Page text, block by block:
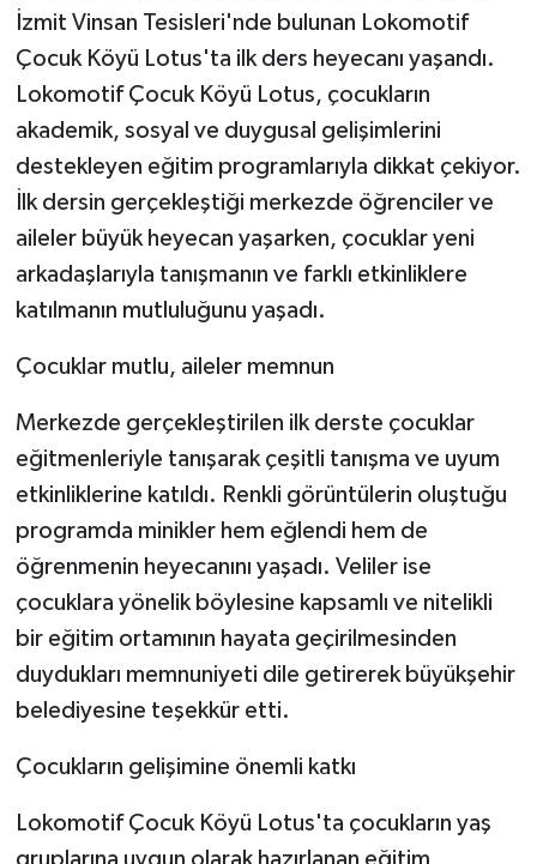
İzmit Vinsan Tesisleri'nde bulunan Lokomotif
Çocuk Köyü Lotus'ta ilk ders heyecanı yaşandı.
Lokomotif Çocuk Köyü Lotus, çocukların
akademik, sosyal ve duygusal gelişimlerini
destekleyen eğitim programlarıyla dikkat çekiyor.
İlk dersin gerçekleştiği merkezde öğrenciler ve
aileler büyük heyecan yaşarken, çocuklar yeni
arkadaşlarıyla tanışmanın ve farklı etkinliklere
katılmanın mutluluğunu yaşadı.
Çocuklar mutlu, aileler memnun
Merkezde gerçekleştirilen ilk derste çocuklar
eğitmenleriyle tanışarak çeşitli tanışma ve uyum
etkinliklerine katıldı. Renkli görüntülerin oluştuğu
programda minikler hem eğlendi hem de
öğrenmenin heyecanını yaşadı. Veliler ise
çocuklara yönelik böylesine kapsamlı ve nitelikli
bir eğitim ortamının hayata geçirilmesinden
duydukları memnuniyeti dile getirerek büyükşehir
belediyesine teşekkür etti.
Çocukların gelişimine önemli katkı
Lokomotif Çocuk Köyü Lotus'ta çocukların yaş
gruplarına uygun olarak hazırlanan eğitim